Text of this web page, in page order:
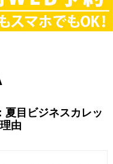
夏目ビジネスカレッ
由